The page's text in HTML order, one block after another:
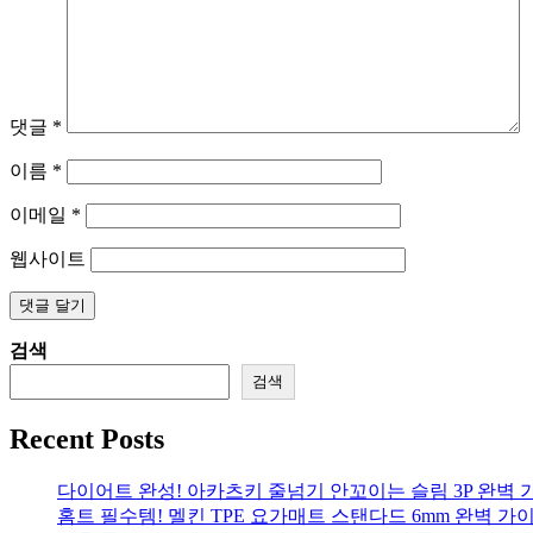
댓글 *
이름 *
이메일 *
웹사이트
검색
검색
Recent Posts
다이어트 완성! 아카츠키 줄넘기 안꼬이는 슬림 3P 완벽
홈트 필수템! 멜킨 TPE 요가매트 스탠다드 6mm 완벽 가